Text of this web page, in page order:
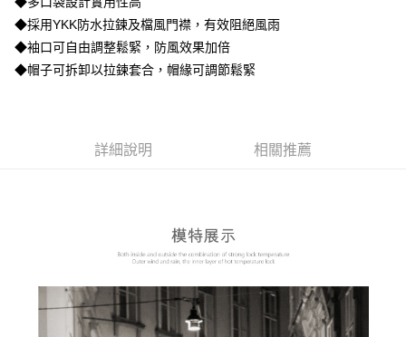
AFTEE先享後付是「在收到商品之後才付款」的支付方式。 讓您購物簡單
便利好安心！
１．簡單：不需註冊會員、不需綁卡、不需儲值。
２．便利：只要手機號碼，簡訊認證，即可結帳。
結帳頁面，進行簡訊認證並確認金額後，即可完成結帳。
購買商品的店家。未經商家同意取消之訂單仍視為有效，需透過AFTEE先享
※ 交易是否成功請以「AFTEE先享後付 」之結帳頁面顯示為準，若有關於
客戶支援中心」 https://netprotections.freshdesk.com/support/home
【注意事項】
運送方式
全家取貨付款
每筆NT$80，滿NT$800(含以上)免運費
每筆NT$100，滿NT$699(含以上)免運費
7-11取貨付款
每筆NT$80，滿NT$800(含以上)免運費
◆採用YKK防水拉鍊及檔風門襟，有效阻絕風雨
◆袖口可自由調整鬆緊，防風效果加倍
◆帽子可拆卸以拉鍊套合，帽緣可調節鬆緊
詳細說明 相關推薦